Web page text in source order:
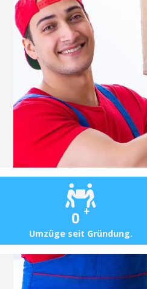
0 +
Umzüge seit Gründung.